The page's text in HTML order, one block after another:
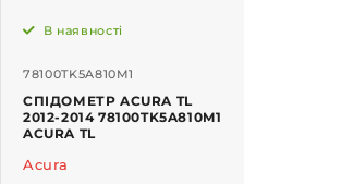
78100TK5A810M1
В наявності
СПІДОМЕТР ACURA TL
2012-2014 78100TK5A810M1
ACURA TL
Acura